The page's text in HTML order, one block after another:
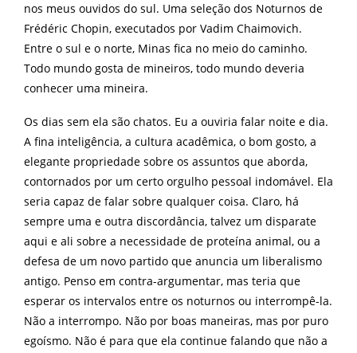
nos meus ouvidos do sul. Uma seleção dos Noturnos de
Frédéric Chopin, executados por Vadim Chaimovich.
Entre o sul e o norte, Minas fica no meio do caminho.
Todo mundo gosta de mineiros, todo mundo deveria
conhecer uma mineira.
Os dias sem ela são chatos. Eu a ouviria falar noite e dia.
A fina inteligência, a cultura acadêmica, o bom gosto, a
elegante propriedade sobre os assuntos que aborda,
contornados por um certo orgulho pessoal indomável. Ela
seria capaz de falar sobre qualquer coisa. Claro, há
sempre uma e outra discordância, talvez um disparate
aqui e ali sobre a necessidade de proteína animal, ou a
defesa de um novo partido que anuncia um liberalismo
antigo. Penso em contra-argumentar, mas teria que
esperar os intervalos entre os noturnos ou interrompê-la.
Não a interrompo. Não por boas maneiras, mas por puro
egoísmo. Não é para que ela continue falando que não a